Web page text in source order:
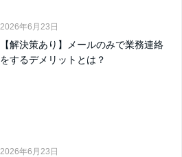
2026年6月23日
【解決策あり】メールのみで業務連絡
をするデメリットとは？
2026年6月23日